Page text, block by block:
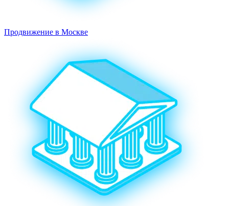
Продвижение в Москве